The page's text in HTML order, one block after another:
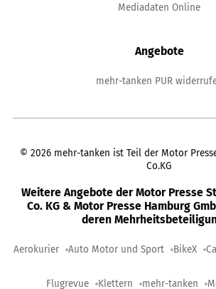
Mediadaten Online
Angebote
mehr-tanken PUR
© 2026 mehr-tanken ist Teil der Motor
Co.KG
Weitere Angebote der Motor Presse
Co. KG & Motor Presse Hamburg
deren
Aerokurier Auto Motor und Sport BikeX
Flugrevue Klettern mehr-tanken